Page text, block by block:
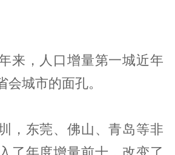
来，人口增量第一城近年
会城市的面孔。
，东莞、佛山、青岛等非